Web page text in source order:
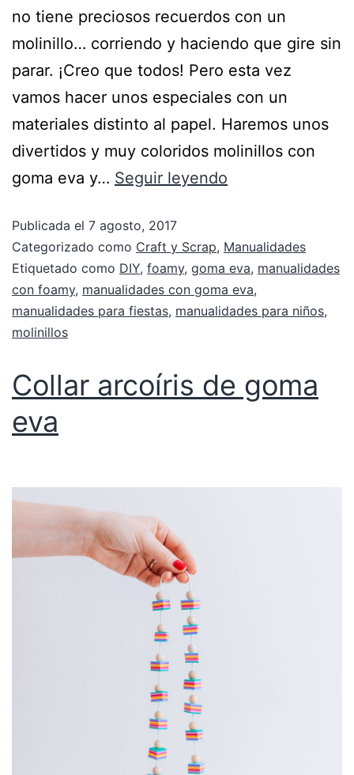
no tiene preciosos recuerdos con un
molinillo… corriendo y haciendo que gire sin
parar. ¡Creo que todos! Pero esta vez
vamos hacer unos especiales con un
materiales distinto al papel. Haremos unos
divertidos y muy coloridos molinillos con
goma eva y… Seguir leyendo
Publicada el 7 agosto, 2017
Categorizado como Craft y Scrap, Manualidades
Etiquetado como DIY, foamy, goma eva, manualidades
con foamy, manualidades con goma eva,
manualidades para fiestas, manualidades para niños,
molinillos
Collar arcoíris de goma
eva